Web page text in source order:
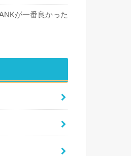
が一番良かった